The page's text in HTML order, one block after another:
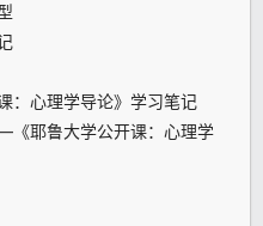
心理学导论》学习笔记
耶鲁大学公开课：心理学